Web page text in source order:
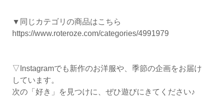
▼同じカテゴリの商品はこちら
https://www.roteroze.com/categories/4991979
▽Instagramでも新作のお洋服や、季節の企画をお届け
しています。
次の「好き」を見つけに、ぜひ遊びにきてください♪